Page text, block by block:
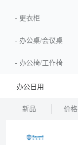
- 更衣柜
- 办公桌/会议桌
- 办公椅/工作椅
办公日用
新品 价格